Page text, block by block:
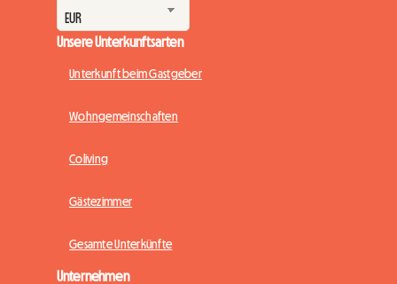
Unsere Unterkunftsarten
Unterkunft beim Gastgeber
Wohngemeinschaften
Coliving
Gästezimmer
Gesamte Unterkünfte
Unternehmen